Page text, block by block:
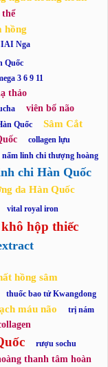
thể
hồng
Nga
Quốc
3 6 9 11
thảo
viên bổ não
Quốc Sâm Cắt
collagen lựu
nấm linh chi thượng hoàng
chi Hàn Quốc
da Hàn Quốc
vital royal iron
hộp thiếc
hồng sâm
thuốc bao tử Kwangdong
máu não
trị nám
rượu sochu
thanh tâm hoàn